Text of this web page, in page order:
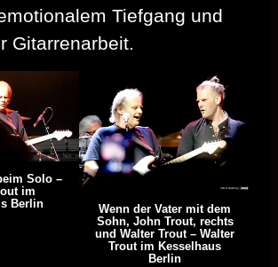
Tiefgang und
Gitarrenarbeit.
Solo –
im
Berlin
Wenn der Vater mit dem
Sohn, John Trout, rechts
und Walter Trout – Walter
Trout im Kesselhaus
Berlin